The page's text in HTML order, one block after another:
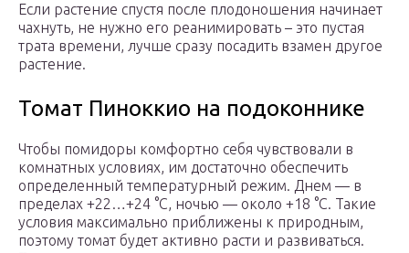
Если растение спустя после плодоношения начинает
чахнуть, не нужно его реанимировать – это пустая
трата времени, лучше сразу посадить взамен другое
растение.
Томат Пиноккио на подоконнике
Чтобы помидоры комфортно себя чувствовали в
комнатных условиях, им достаточно обеспечить
определенный температурный режим. Днем — в
пределах +22…+24 °C, ночью — около +18 °C. Такие
условия максимально приближены к природным,
поэтому томат будет активно расти и развиваться.